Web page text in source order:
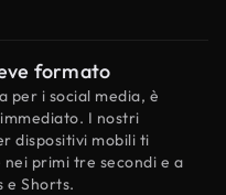
formato
per i social media, è
I nostri
dispositivi mobili ti
primi tre secondi e a
e Shorts.